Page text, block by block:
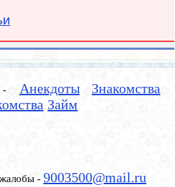
- Анекдоты
Знакомства
Займ
- 9003500@mail.ru